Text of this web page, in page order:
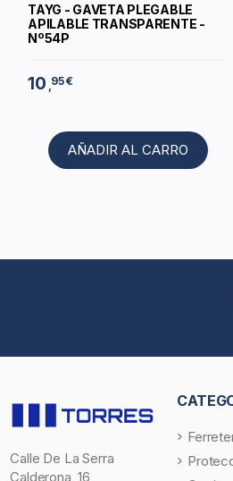
TAYG - GAVETA PLEGABLE
APILABLE TRANSPARENTE -
Nº54P
10 95 €
AÑADIR AL CARRO
Calle De La Serra
Calderona, 16,